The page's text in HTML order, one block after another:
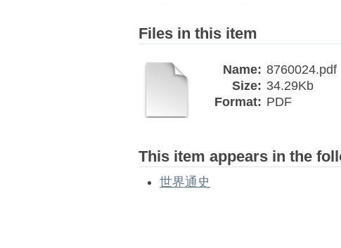
Files in this item
Name: 8760024.pdf
Size: 34.29Kb
Format: PDF
This item appears in the
世界通史